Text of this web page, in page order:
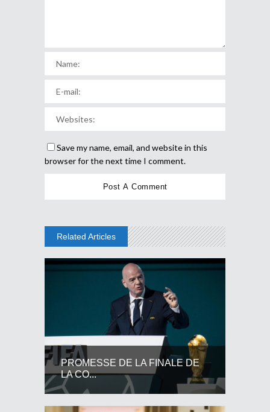
Save my name, email, and website in this
browser for the next time I comment.
Related Articles
PROMESSE DE LA FINALE DE
LA CO...